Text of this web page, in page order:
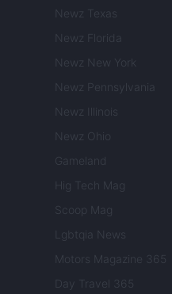
Newz Texas
Newz Florida
Newz New York
Newz Pennsylvania
Newz Illinois
Newz Ohio
Gameland
Hig Tech Mag
Scoop Mag
Lgbtqia News
Motors Magazine 365
Day Travel 365